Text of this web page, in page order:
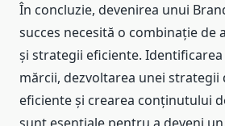
În concluzie, devenirea unui
succes necesită o combinație de
și strategii eficiente.
mărcii, dezvoltarea unei strategii
eficiente și crearea conținutului